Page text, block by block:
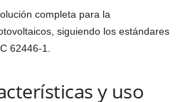
completa para la
siguiendo los estándares
62446-1.
y uso